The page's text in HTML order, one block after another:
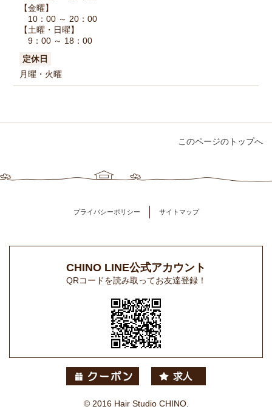
【金曜】
10：00 ～ 20：00
【土曜・日曜】
9：00 ～ 18：00
定休日
月曜・火曜
このページのトップへ
プライバシーポリシー サイトマップ
CHINO LINE公式アカウント
QRコードを読み取ってお友達登録！
© 2016 Hair Studio CHINO.